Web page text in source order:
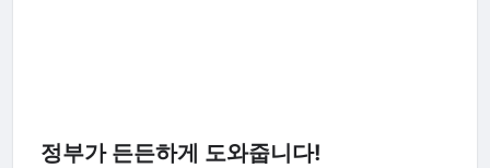
정부가 든든하게 도와줍니다!